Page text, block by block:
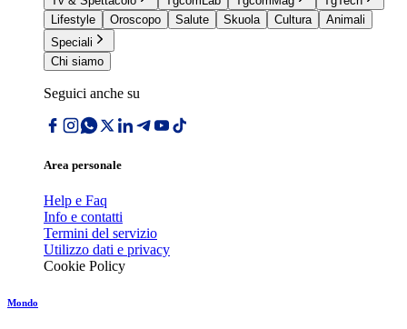
Lifestyle
Oroscopo Salute Skuola Cultura
Animali
Speciali
Chi siamo
Seguici anche su
Area personale
Help e Faq
Info e contatti
Termini del servizio
Utilizzo dati e privacy
Cookie Policy
Mondo